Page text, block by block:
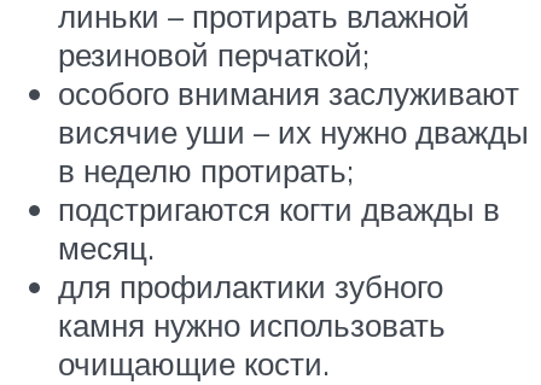
линьки – протирать влажной
резиновой перчаткой;
особого внимания заслуживают
висячие уши – их нужно дважды
в неделю протирать;
подстригаются когти дважды в
месяц.
для профилактики зубного
камня нужно использовать
очищающие кости.